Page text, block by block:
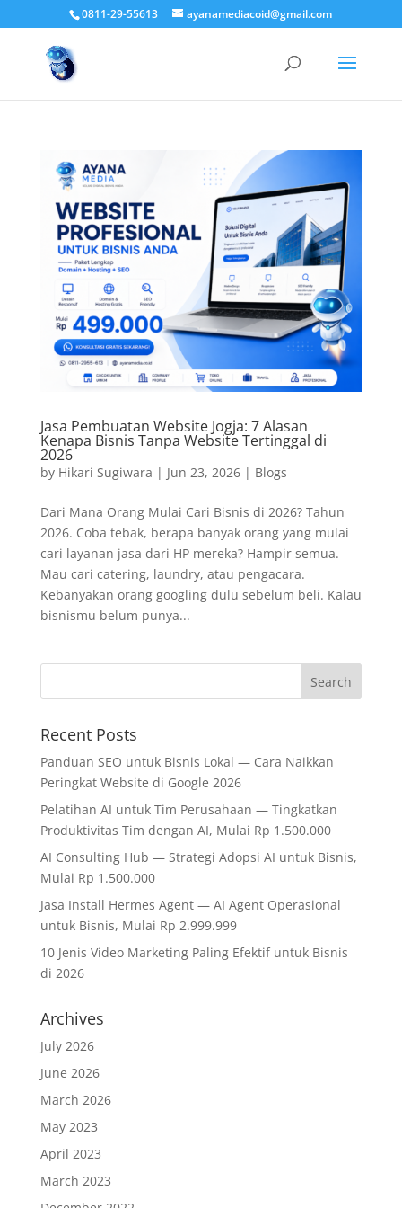
0811-29-55613 ayanamediacoid@gmail.com
Jasa Pembuatan Website Jogja: 7 Alasan
Kenapa Bisnis Tanpa Website Tertinggal di
2026
by Hikari Sugiwara | Jun 23, 2026| Blogs
Dari Mana Orang Mulai Cari Bisnis di 2026? Tahun
2026. Coba tebak, berapa banyak orang yang mulai
cari layanan jasa dari HP mereka? Hampir semua.
Mau cari catering, laundry, atau pengacara.
Kebanyakan orang googling dulu sebelum beli. Kalau
bisnismu belum punya...
Recent Posts
Panduan SEO untuk Bisnis Lokal — Cara Naikkan
Peringkat Website di Google 2026
Pelatihan AI untuk Tim Perusahaan — Tingkatkan
Produktivitas Tim dengan AI, Mulai Rp 1.500.000
AI Consulting Hub — Strategi Adopsi AI untuk Bisnis,
Mulai Rp 1.500.000
Jasa Install Hermes Agent — AI Agent Operasional
untuk Bisnis, Mulai Rp 2.999.999
10 Jenis Video Marketing Paling Efektif untuk Bisnis
di 2026
Archives
July 2026
June 2026
March 2026
May 2023
April 2023
March 2023